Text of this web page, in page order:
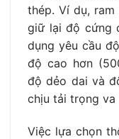
thép. Ví dụ,
giữ lại độ cứng
dụng yêu cầu
độ cao hơn
độ dẻo dai và
chịu tải trọng va
Việc lựa chọn